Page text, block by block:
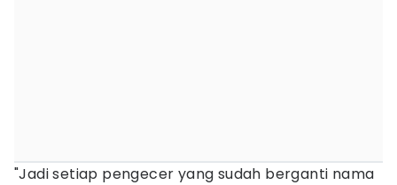
"Jadi setiap pengecer yang sudah berganti nama